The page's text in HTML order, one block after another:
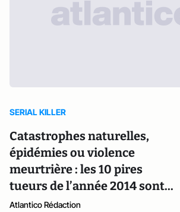
SERIAL KILLER
Catastrophes naturelles,
épidémies ou violence
meurtrière : les 10 pires
tueurs de l’année 2014 sont...
Atlantico Rédaction